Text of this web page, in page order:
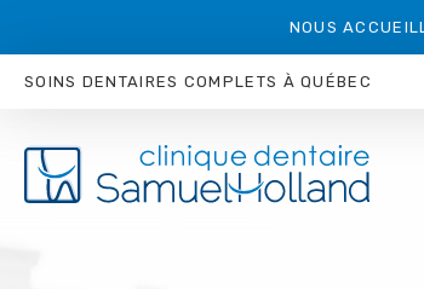
NOUS
SOINS DENTAIRES COMPLETS À QUÉBEC